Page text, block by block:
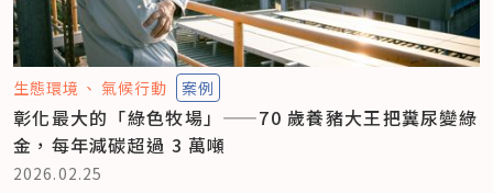
生態環境 氣候行動 案例
彰化最大的「綠色牧場」——70 歲養豬大王把糞尿變綠
金，每年減碳超過 3 萬噸
2026.02.25